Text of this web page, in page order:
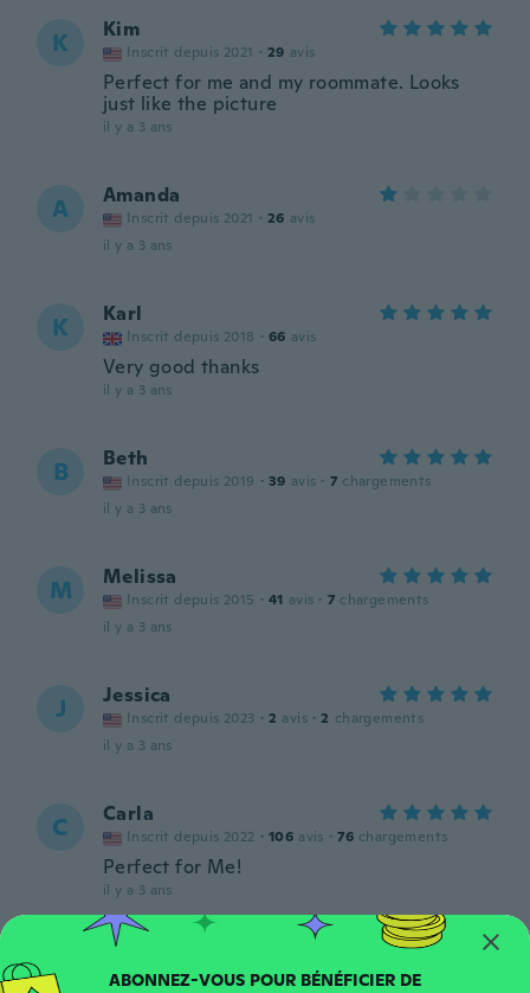
K Kim
Inscrit depuis 2021 · 29 avis
Perfect for me and my roommate. Looks
just like the picture
il y a 3 ans
A Amanda
Inscrit depuis 2021 · 26 avis
il y a 3 ans
K Karl
Inscrit depuis 2018 · 66 avis
Very good thanks
il y a 3 ans
B Beth
Inscrit depuis 2019 · 39 avis · 7 chargements
il y a 3 ans
M Melissa
Inscrit depuis 2015 · 41 avis · 7 chargements
il y a 3 ans
J Jessica
Inscrit depuis 2023 · 2 avis · 2 chargements
il y a 3 ans
C Carla
Inscrit depuis 2022 · 106 avis · 76 chargements
Perfect for Me!
il y a 3 ans
K Inscrit depuis 2022 · 7 avis · 7 chargements